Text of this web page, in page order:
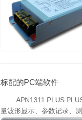
标配的PC端软件
APN1311 PLUS PLUS
量波形显示、参数记录、